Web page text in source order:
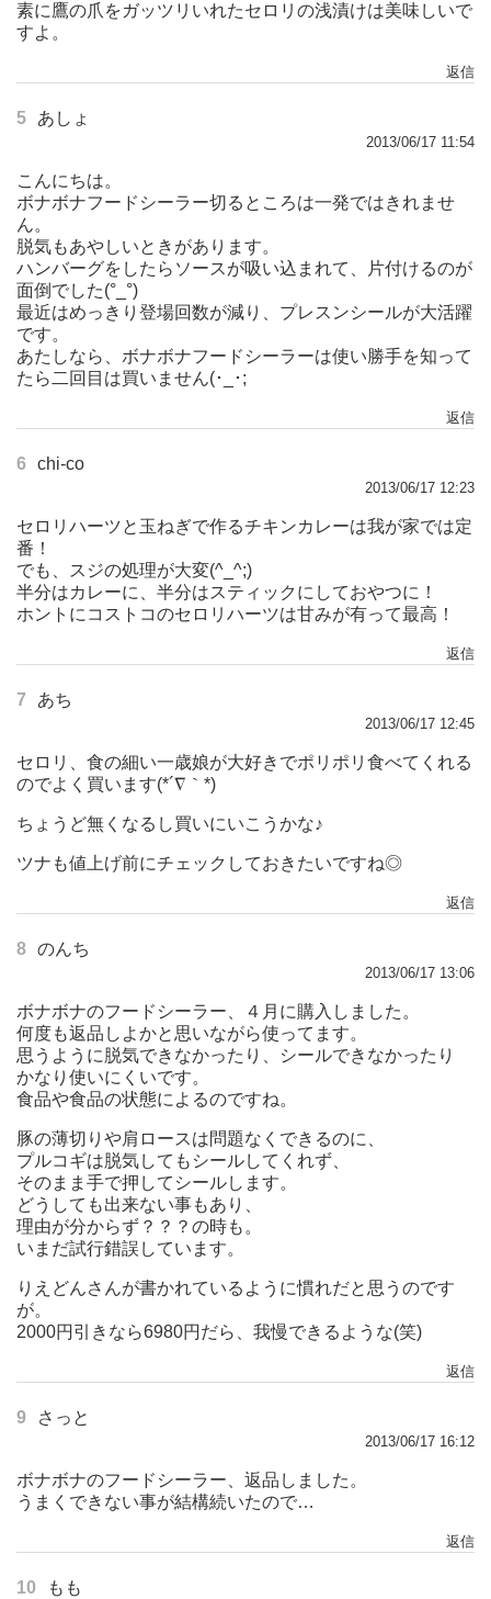
素に鷹の爪をガッツリいれたセロリの浅漬けは美味しいで
すよ。
返信
5 あしょ
2013/06/17 11:54
こんにちは。
ボナボナフードシーラー切るところは一発ではきれませ
ん。
脱気もあやしいときがあります。
ハンバーグをしたらソースが吸い込まれて、片付けるのが
面倒でした(°_°)
最近はめっきり登場回数が減り、プレスンシールが大活躍
です。
あたしなら、ボナボナフードシーラーは使い勝手を知って
たら二回目は買いません(･_･;
返信
6 chi-co
2013/06/17 12:23
セロリハーツと玉ねぎで作るチキンカレーは我が家では定
番！
でも、スジの処理が大変(^_^;)
半分はカレーに、半分はスティックにしておやつに！
ホントにコストコのセロリハーツは甘みが有って最高！
返信
7 あち
2013/06/17 12:45
セロリ、食の細い一歳娘が大好きでポリポリ食べてくれる
のでよく買います(*´∇｀*)
ちょうど無くなるし買いにいこうかな♪
ツナも値上げ前にチェックしておきたいですね◎
返信
8 のんち
2013/06/17 13:06
ボナボナのフードシーラー、４月に購入しました。
何度も返品しよかと思いながら使ってます。
思うように脱気できなかったり、シールできなかったり
かなり使いにくいです。
食品や食品の状態によるのですね。
豚の薄切りや肩ロースは問題なくできるのに、
プルコギは脱気してもシールしてくれず、
そのまま手で押してシールします。
どうしても出来ない事もあり、
理由が分からず？？？の時も。
いまだ試行錯誤しています。
りえどんさんが書かれているように慣れだと思うのです
が。
2000円引きなら6980円だら、我慢できるような(笑)
返信
9 さっと
2013/06/17 16:12
ボナボナのフードシーラー、返品しました。
うまくできない事が結構続いたので…
返信
10 もも